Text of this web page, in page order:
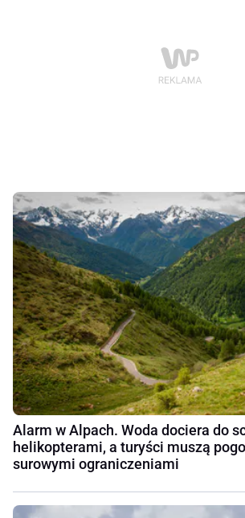
Alarm w Alpach. Woda dociera do
helikopterami, a turyści muszą
surowymi ograniczeniami